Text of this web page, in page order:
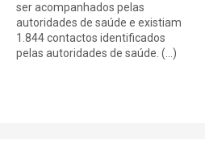
ser acompanhados pelas
autoridades de saúde e existiam
1.844 contactos identificados
pelas autoridades de saúde. (...)